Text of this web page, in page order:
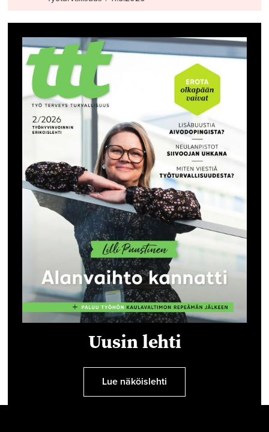
Uusin lehti
Lue näköislehti